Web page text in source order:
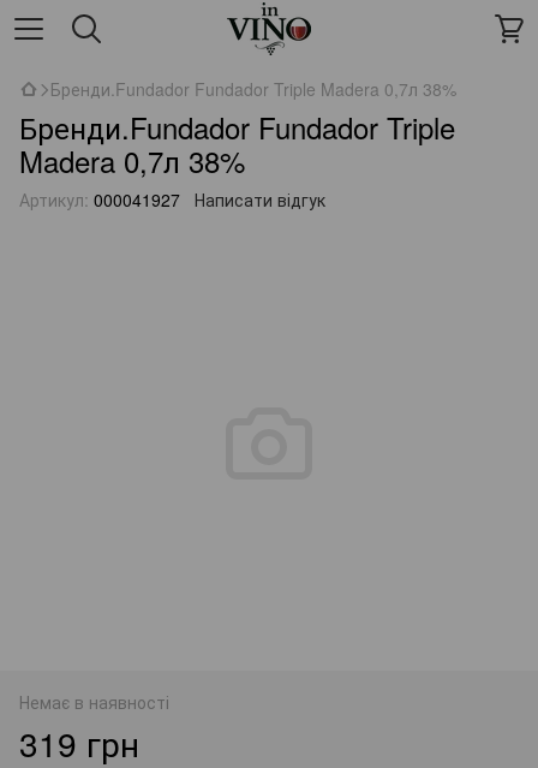
Бренди.Fundador Fundador Triple Madera 0,7л 38%
Бренди.Fundador Fundador Triple
Madera 0,7л 38%
Артикул: 000041927 Написати відгук
Немає в наявності
319 грн